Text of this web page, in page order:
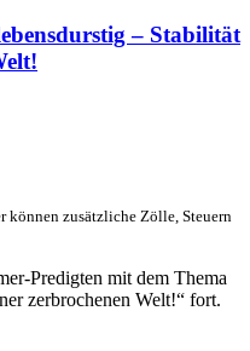
– Stabilität
zusätzliche Zölle, Steuern
Predigten mit dem Thema
zerbrochenen Welt!“ fort.